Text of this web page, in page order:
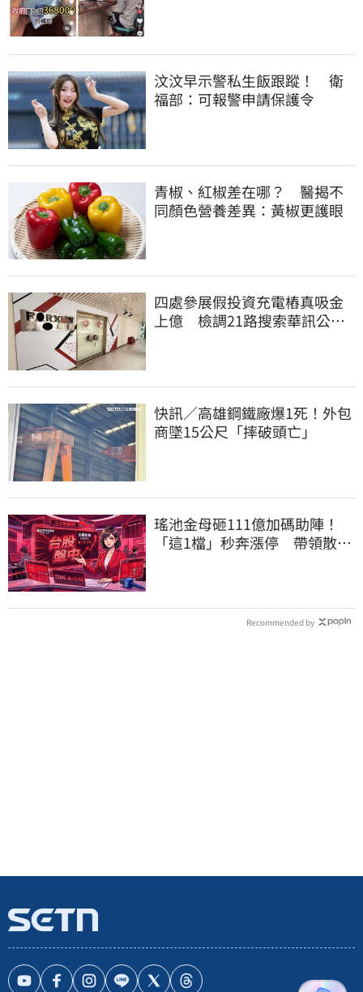
汶汶早示警私生飯跟蹤！ 衛
福部：可報警申請保護令
青椒、紅椒差在哪？ 醫揭不
同顏色營養差異：黃椒更護眼
四處參展假投資充電樁真吸金
上億 檢調21路搜索華訊公
快訊／高雄鋼鐵廠爆1死！外包
商墜15公尺「摔破頭亡」
瑤池金母砸111億加碼助陣！
「這1檔」秒奔漲停 帶領散熱
Recommended by